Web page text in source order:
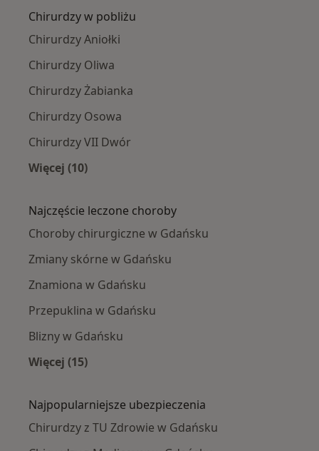
Chirurdzy w pobliżu
Chirurdzy Aniołki
Chirurdzy Oliwa
Chirurdzy Żabianka
Chirurdzy Osowa
Chirurdzy VII Dwór
Więcej (10)
Najczęście leczone choroby
Choroby chirurgiczne w Gdańsku
Zmiany skórne w Gdańsku
Znamiona w Gdańsku
Przepuklina w Gdańsku
Blizny w Gdańsku
Więcej (15)
Najpopularniejsze ubezpieczenia
Chirurdzy z TU Zdrowie w Gdańsku